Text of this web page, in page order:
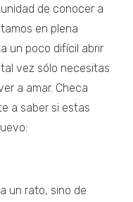
de conocer a
en plena
un poco difícil abrir
vez sólo necesitas
a amar. Checa
a saber si estas
un rato, sino de